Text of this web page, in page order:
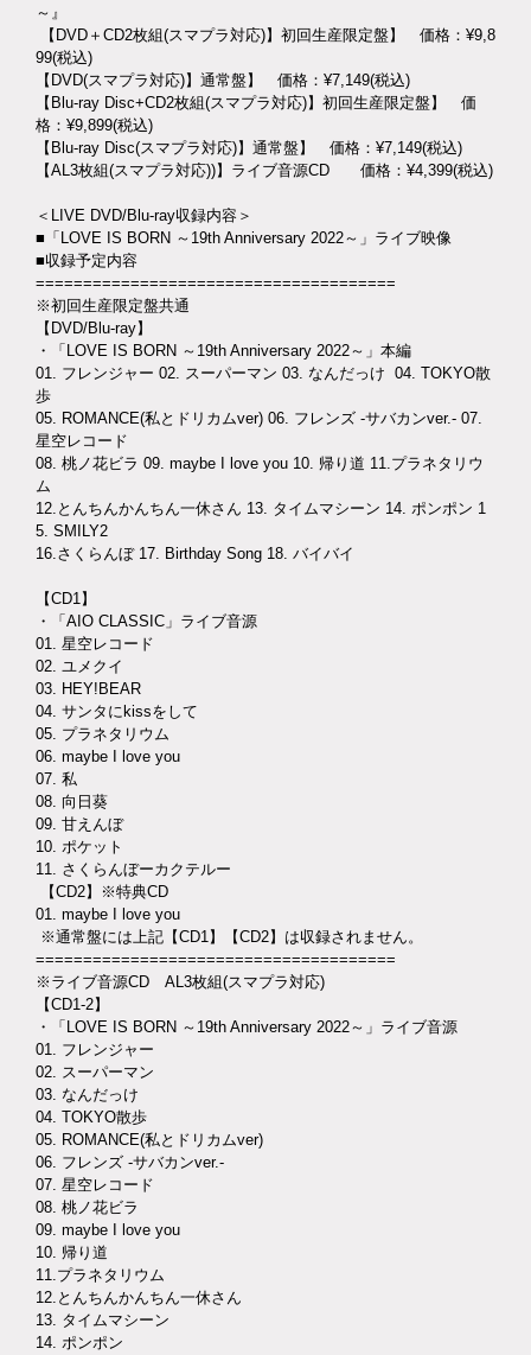
～』
【DVD＋CD2枚組(スマプラ対応)】初回生産限定盤】 価格：¥9,8
99(税込)
【DVD(スマプラ対応)】通常盤】 価格：¥7,149(税込)
【Blu-ray Disc+CD2枚組(スマプラ対応)】初回生産限定盤】 価
格：¥9,899(税込)
【Blu-ray Disc(スマプラ対応)】通常盤】 価格：¥7,149(税込)
【AL3枚組(スマプラ対応))】ライブ音源CD 価格：¥4,399(税込)
＜LIVE DVD/Blu-ray収録内容＞
■「LOVE IS BORN ～19th Anniversary 2022～」ライブ映像
■収録予定内容
======================================
※初回生産限定盤共通
【DVD/Blu-ray】
・「LOVE IS BORN ～19th Anniversary 2022～」本編
01. フレンジャー 02. スーパーマン 03. なんだっけ 04. TOKYO散
歩
05. ROMANCE(私とドリカムver) 06. フレンズ -サバカンver.- 07.
星空レコード
08. 桃ノ花ビラ 09. maybe I love you 10. 帰り道 11.プラネタリウ
ム
12.とんちんかんちん一休さん 13. タイムマシーン 14. ポンポン 1
5. SMILY2
16.さくらんぼ 17. Birthday Song 18. バイバイ
【CD1】
・「AIO CLASSIC」ライブ音源
01. 星空レコード
02. ユメクイ
03. HEY!BEAR
04. サンタにkissをして
05. プラネタリウム
06. maybe I love you
07. 私
08. 向日葵
09. 甘えんぼ
10. ポケット
11. さくらんぼーカクテルー
【CD2】※特典CD
01. maybe I love you
※通常盤には上記【CD1】【CD2】は収録されません。
======================================
※ライブ音源CD AL3枚組(スマプラ対応)
【CD1-2】
・「LOVE IS BORN ～19th Anniversary 2022～」ライブ音源
01. フレンジャー
02. スーパーマン
03. なんだっけ
04. TOKYO散歩
05. ROMANCE(私とドリカムver)
06. フレンズ -サバカンver.-
07. 星空レコード
08. 桃ノ花ビラ
09. maybe I love you
10. 帰り道
11.プラネタリウム
12.とんちんかんちん一休さん
13. タイムマシーン
14. ポンポン